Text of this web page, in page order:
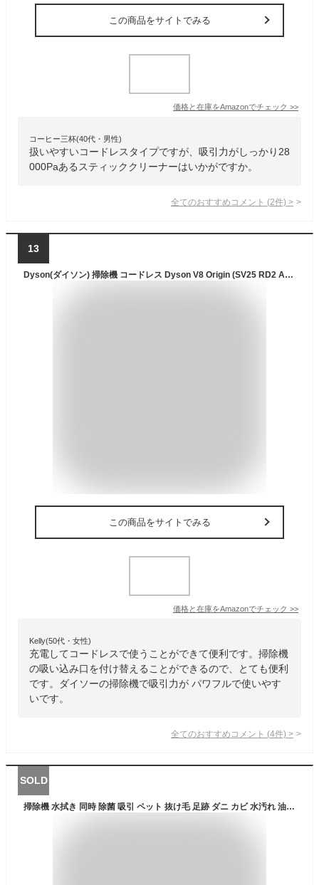
この商品をサイトでみる
価格と在庫をAmazonでチェック >>
コーヒー三杯(40代・男性)
扱いやすいコードレスタイプですが、吸引力がしっかり28
000Paあるスティッククリーナーはいかがですか。
全てのおすすめコメント (2件) >
13
Dyson(ダイソン) 掃除機 コードレス Dyson V8 Origin (SV25 RD2 AM) スティック ハンディクリーナー サイクロン【Amazon.co.jp限定】【変わらないパワフルな吸引力。ダイソン エントリーモデル。】
この商品をサイトでみる
価格と在庫をAmazonでチェック >>
Kelly(50代・女性)
充電してコードレスで使うことができて便利です。掃除機
の吸い込み口を付け替えることができるので、とても便利
です。ダイソーの掃除機で吸引力が パワフルで使いやす
いです。
全てのおすすめコメント (4件) >
SOLD
掃除機 水拭き 同時 除菌 吸引 ペット 抜け毛 足跡 ダニ カビ 水汚れ 油汚れ 花粉 黄砂 PM2.5 洗浄 軽量 コードレス 特許取得 自走式 セルフクリーン 充電 強力吸引ブラシ 自動 選べるモード 高速遠心脱水 収納 軽い